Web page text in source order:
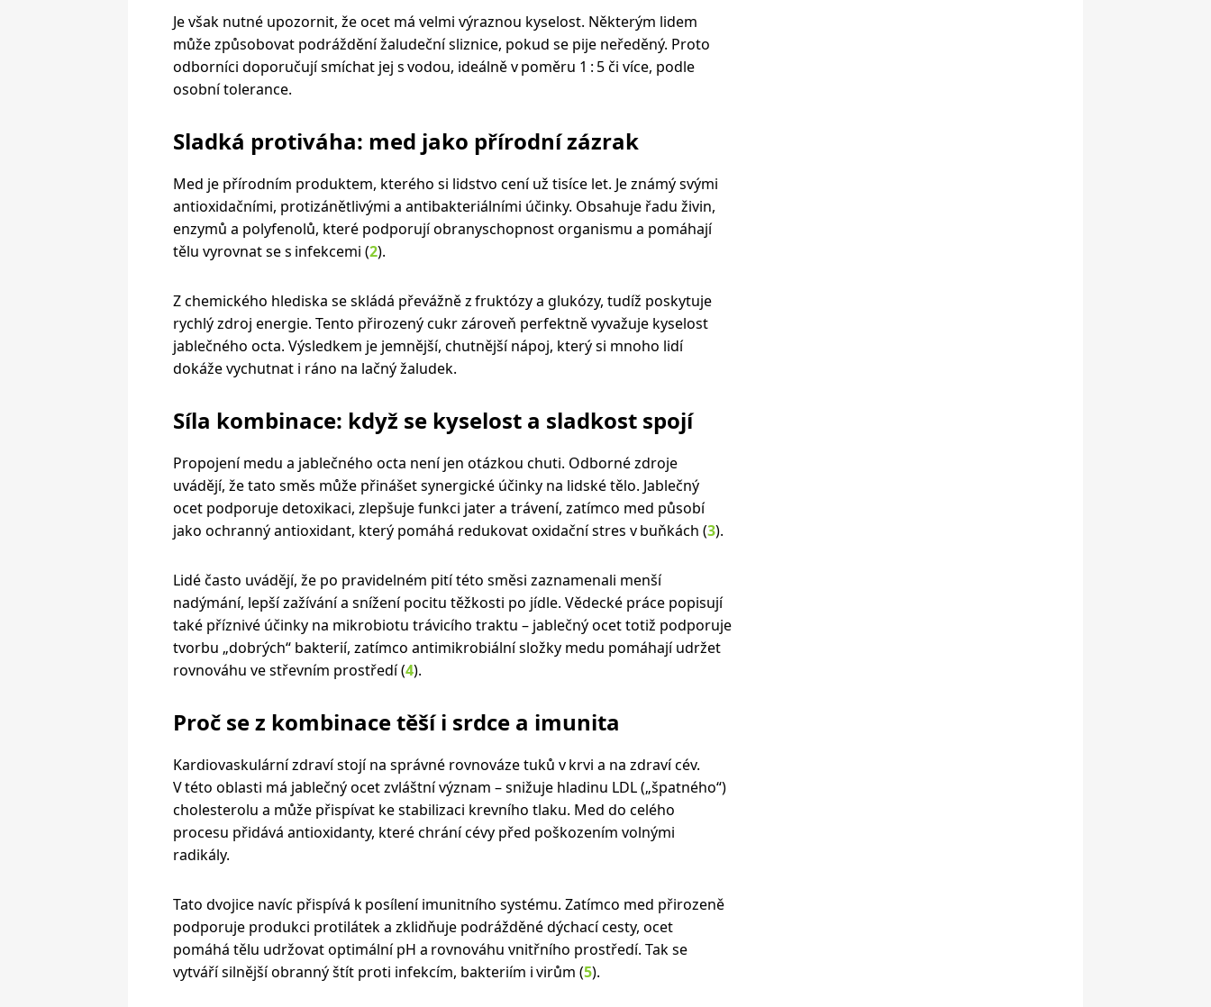
Je však nutné upozornit, že ocet má velmi výraznou kyselost. Některým lidem
může způsobovat podráždění žaludeční sliznice, pokud se pije neředěný. Proto
odborníci doporučují smíchat jej s vodou, ideálně v poměru 1 : 5 či více, podle
osobní tolerance.
Sladká protiváha: med jako přírodní zázrak
Med je přírodním produktem, kterého si lidstvo cení už tisíce let. Je známý svými
antioxidačními, protizánětlivými a antibakteriálními účinky. Obsahuje řadu živin,
enzymů a polyfenolů, které podporují obranyschopnost organismu a pomáhají
tělu vyrovnat se s infekcemi (2).
Z chemického hlediska se skládá převážně z fruktózy a glukózy, tudíž poskytuje
rychlý zdroj energie. Tento přirozený cukr zároveň perfektně vyvažuje kyselost
jablečného octa. Výsledkem je jemnější, chutnější nápoj, který si mnoho lidí
dokáže vychutnat i ráno na lačný žaludek.
Síla kombinace: když se kyselost a sladkost spojí
Propojení medu a jablečného octa není jen otázkou chuti. Odborné zdroje
uvádějí, že tato směs může přinášet synergické účinky na lidské tělo. Jablečný
ocet podporuje detoxikaci, zlepšuje funkci jater a trávení, zatímco med působí
jako ochranný antioxidant, který pomáhá redukovat oxidační stres v buňkách (3).
Lidé často uvádějí, že po pravidelném pití této směsi zaznamenali menší
nadýmání, lepší zažívání a snížení pocitu těžkosti po jídle. Vědecké práce popisují
také příznivé účinky na mikrobiotu trávicího traktu – jablečný ocet totiž podporuje
tvorbu „dobrých“ bakterií, zatímco antimikrobiální složky medu pomáhají udržet
rovnováhu ve střevním prostředí (4).
Proč se z kombinace těší i srdce a imunita
Kardiovaskulární zdraví stojí na správné rovnováze tuků v krvi a na zdraví cév.
V této oblasti má jablečný ocet zvláštní význam – snižuje hladinu LDL („špatného“)
cholesterolu a může přispívat ke stabilizaci krevního tlaku. Med do celého
procesu přidává antioxidanty, které chrání cévy před poškozením volnými
radikály.
Tato dvojice navíc přispívá k posílení imunitního systému. Zatímco med přirozeně
podporuje produkci protilátek a zklidňuje podrážděné dýchací cesty, ocet
pomáhá tělu udržovat optimální pH a rovnováhu vnitřního prostředí. Tak se
vytváří silnější obranný štít proti infekcím, bakteriím i virům (5).